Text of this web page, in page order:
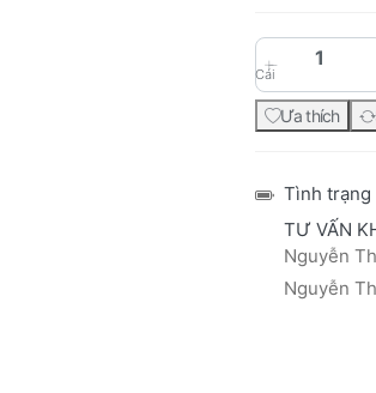
Cái
Ưa thích
Tình trạng
TƯ VẤN
Nguyễn
Nguyễn